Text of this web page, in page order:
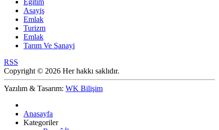
Eğitim
Asayiş
Emlak
Turizm
Emlak
Tarım Ve Sanayi
RSS
Copyright © 2026 Her hakkı saklıdır.
Yazılım & Tasarım: WK Bilişim
Anasayfa
Kategoriler